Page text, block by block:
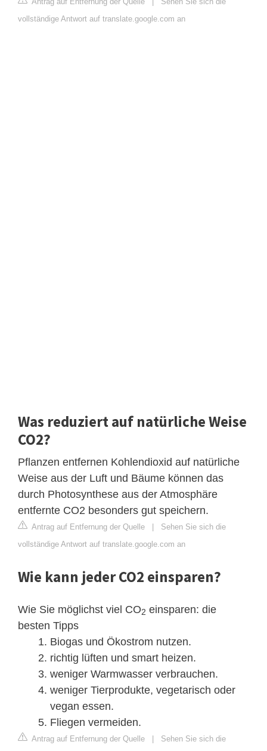
vollständige Antwort auf translate.google.com an
Was reduziert auf natürliche Weise
CO2?
Pflanzen entfernen Kohlendioxid auf natürliche
Weise aus der Luft und Bäume können das
durch Photosynthese aus der Atmosphäre
entfernte CO2 besonders gut speichern.
Antrag auf Entfernung der Quelle | Sehen Sie sich die
vollständige Antwort auf translate.google.com an
Wie kann jeder CO2 einsparen?
Wie Sie möglichst viel CO2 einsparen: die
besten Tipps
Biogas und Ökostrom nutzen.
richtig lüften und smart heizen.
weniger Warmwasser verbrauchen.
weniger Tierprodukte, vegetarisch oder
vegan essen.
Fliegen vermeiden.
Antrag auf Entfernung der Quelle | Sehen Sie sich die